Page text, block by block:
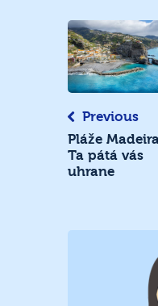
Navigace
pro
Previous
Pláže
Ta pátá vás
uhrane